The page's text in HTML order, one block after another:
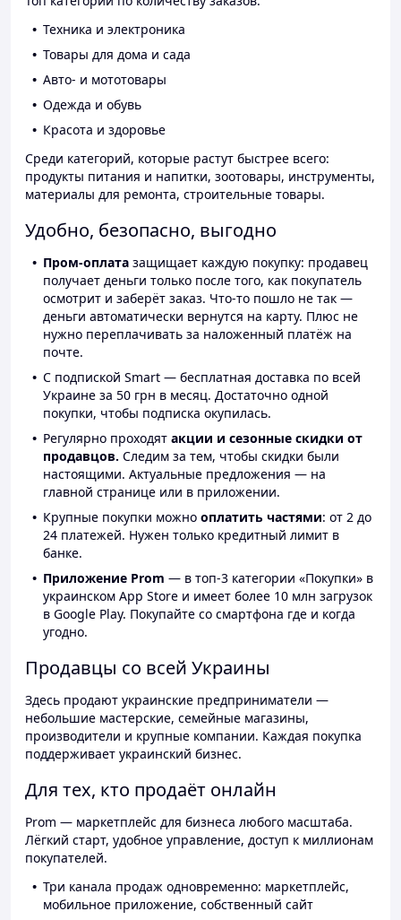
Техника и электроника
Товары для дома и сада
Авто- и мототовары
Одежда и обувь
Красота и здоровье
Среди категорий, которые растут быстрее всего:
продукты питания и напитки, зоотовары, инструменты,
материалы для ремонта, строительные товары.
Удобно, безопасно, выгодно
Пром-оплата защищает каждую покупку: продавец
получает деньги только после того, как покупатель
осмотрит и заберёт заказ. Что-то пошло не так —
деньги автоматически вернутся на карту. Плюс не
нужно переплачивать за наложенный платёж на
почте.
С подпиской Smart — бесплатная доставка по всей
Украине за 50 грн в месяц. Достаточно одной
покупки, чтобы подписка окупилась.
Регулярно проходят акции и сезонные скидки от
продавцов. Следим за тем, чтобы скидки были
настоящими. Актуальные предложения — на
главной странице или в приложении.
Крупные покупки можно оплатить частями: от 2 до
24 платежей. Нужен только кредитный лимит в
банке.
Приложение Prom — в топ-3 категории «Покупки» в
украинском App Store и имеет более 10 млн загрузок
в Google Play. Покупайте со смартфона где и когда
угодно.
Продавцы со всей Украины
Здесь продают украинские предприниматели —
небольшие мастерские, семейные магазины,
производители и крупные компании. Каждая покупка
поддерживает украинский бизнес.
Для тех, кто продаёт онлайн
Prom — маркетплейс для бизнеса любого масштаба.
Лёгкий старт, удобное управление, доступ к миллионам
покупателей.
Три канала продаж одновременно: маркетплейс,
мобильное приложение, собственный сайт